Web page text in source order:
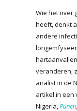
Wie het over
heeft, denkt
andere
veranderen,
analist in de
artikel in een
Nigeria,Punch